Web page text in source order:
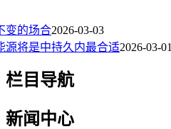
变的场合2026-03-03
源将是中持久内最合适2026-03-01
栏目导航
新闻中心